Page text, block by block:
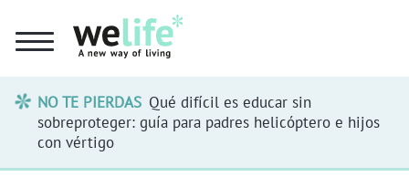
NO TE PIERDAS Qué difícil es educar sin
sobreproteger: guía para padres helicóptero e hijos
con vértigo